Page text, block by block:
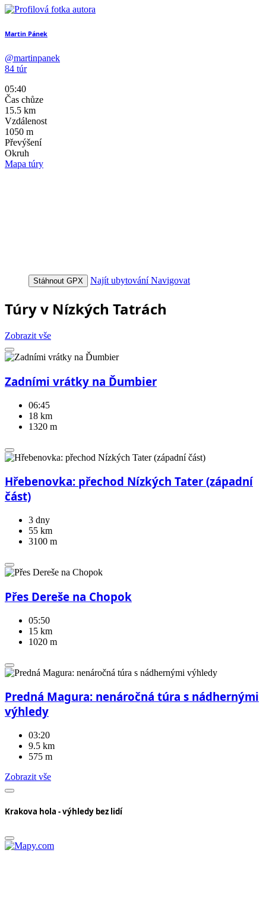
Martin Pánek
@martinpanek
84 túr
05:40
Čas chůze
15.5 km
Vzdálenost
1050 m
Převýšení
Okruh
Mapa túry
Stáhnout GPX Najít ubytování Navigovat
Túry v Nízkých Tatrách
Zobrazit vše
Zadními vrátky na Ďumbier
06:45
18 km
1320 m
Hřebenovka: přechod Nízkých Tater (západní
část)
3 dny
55 km
3100 m
Přes Dereše na Chopok
05:50
15 km
1020 m
Predná Magura: nenáročná túra s nádhernými
výhledy
03:20
9.5 km
575 m
Zobrazit vše
Krakova hola - výhledy bez lidí